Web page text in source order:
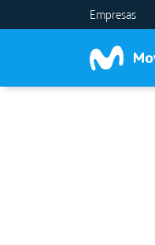
Skip to main contentEmpresas